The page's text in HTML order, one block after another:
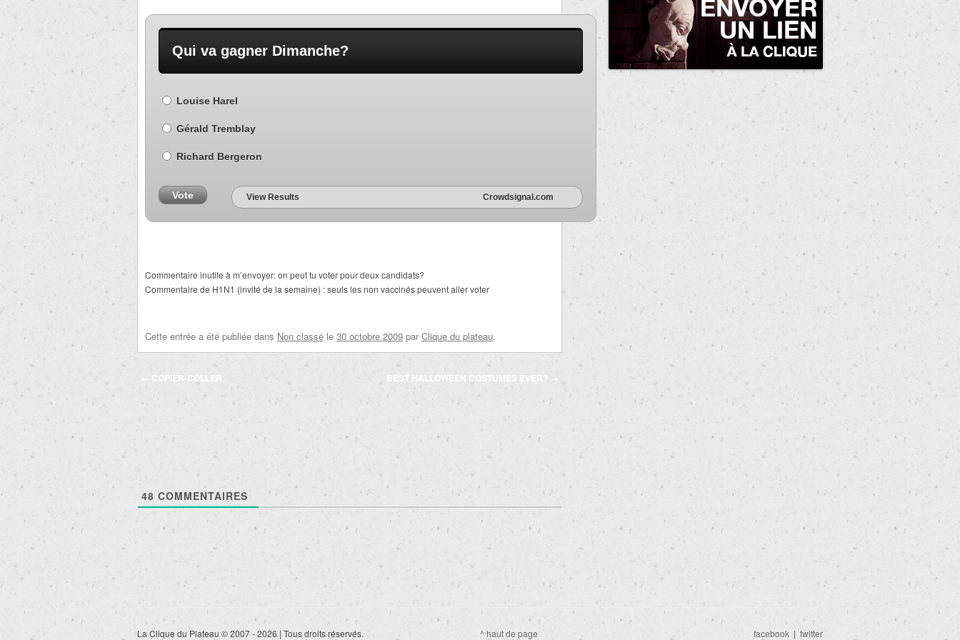
Qui va gagner Dimanche?
Louise Harel
Gérald Tremblay
Richard Bergeron
Vote View Results Crowdsignal.com
Commentaire inutile à m’envoyer: on peut tu voter pour deux candidats?
Commentaire de H1N1 (invité de la semaine) : seuls les non vaccinés peuvent aller voter
Cette entrée a été publiée dans Non classé le 30 octobre 2009 par Clique du plateau.
Navigation
← COPIER-COLLER BEST HALLOWEEN COSTUMES EVER? →
48 COMMENTAIRES
La Clique du Plateau © 2007 - 2026 | Tous droits réservés. ^ haut de page facebook | twitter